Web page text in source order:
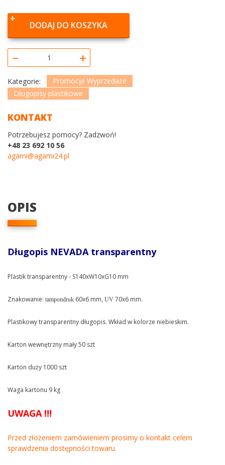
DODAJ DO KOSZYKA
– +
Kategorie:
Promocje Wyprzedaże
Długopisy plastikowe
KONTAKT
Potrzebujesz pomocy? Zadzwoń!
+48 23 692 10 56
agami@agami24.pl
OPIS
Długopis NEVADA transparentny
Plastik transparentny - S140xW10xG10 mm
Znakowanie: tampondruk 60x6 mm, UV 70x6 mm.
Plastikowy transparentny długopis. Wkład w kolorze niebieskim.
Karton wewnętrzny mały 50 szt
Karton duży 1000 szt
Waga kartonu 9 kg
UWAGA !!!
Przed złożeniem zamówieniem prosimy o kontakt celem
sprawdzenia dostępności towaru.